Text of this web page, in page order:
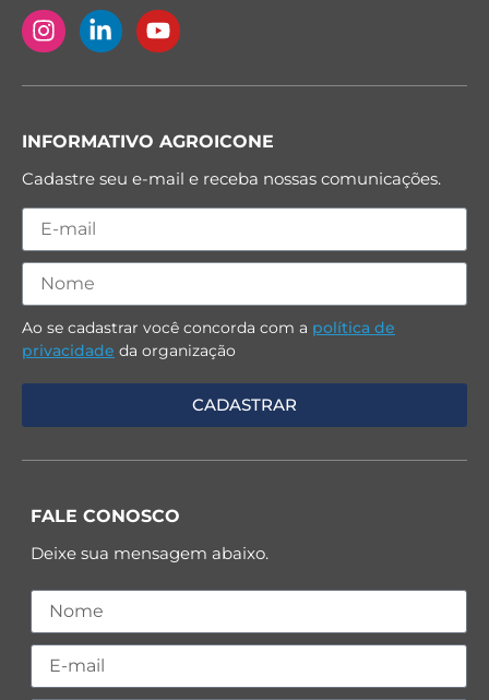
INFORMATIVO AGROICONE
Cadastre seu e-mail e receba nossas comunicações.
Ao se cadastrar você concorda com a política de
privacidade da organização
FALE CONOSCO
Deixe sua mensagem abaixo.